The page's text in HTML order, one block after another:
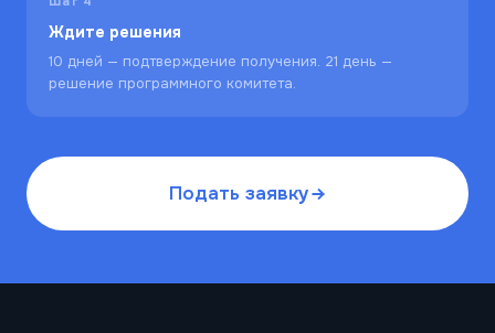
Ждите решения
10 дней — подтверждение получения. 21 день —
решение программного комитета.
Подать заявку